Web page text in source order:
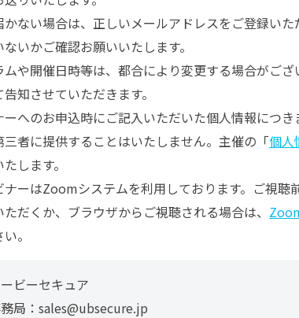
かない場合は、正しいメールアドレスをご登録い
いかご確認お願いいたします。
ムや開催日時等は、都合により変更する場合がご
知させていただきます。
ーへのお申込時にご記入いただいた個人情報につ
三者に提供することはいたしません。主催の「個人
します。
ナーはZoomシステムを利用しております。ご視聴
ただくか、ブラウザからご視聴される場合は、
。
ビーセキュア
局：sales@ubsecure.jp